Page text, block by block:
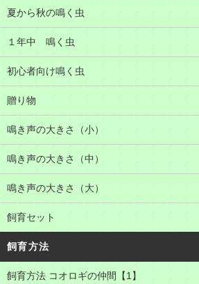
夏から秋の鳴く虫
１年中 鳴く虫
初心者向け鳴く虫
贈り物
鳴き声の大きさ（小）
鳴き声の大きさ（中）
鳴き声の大きさ（大）
飼育セット
飼育方法
飼育方法 コオロギの仲間【1】